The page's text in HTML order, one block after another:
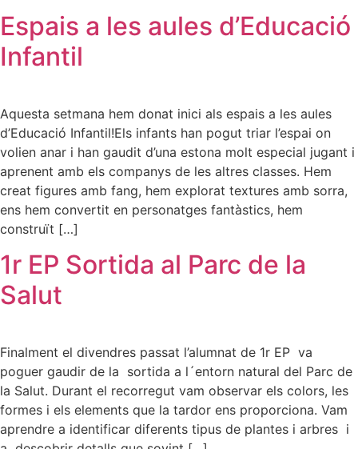
Espais a les aules d’Educació
Infantil
Aquesta setmana hem donat inici als espais a les aules
d’Educació Infantil!Els infants han pogut triar l’espai on
volien anar i han gaudit d’una estona molt especial jugant i
aprenent amb els companys de les altres classes. Hem
creat figures amb fang, hem explorat textures amb sorra,
ens hem convertit en personatges fantàstics, hem
construït […]
1r EP Sortida al Parc de la
Salut
Finalment el divendres passat l’alumnat de 1r EP va
poguer gaudir de la sortida a l´entorn natural del Parc de
la Salut. Durant el recorregut vam observar els colors, les
formes i els elements que la tardor ens proporciona. Vam
aprendre a identificar diferents tipus de plantes i arbres i